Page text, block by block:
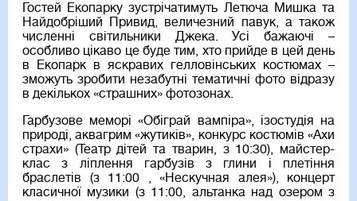
Гостей Екопарку зустрічатимуть Летюча Мишка та
Найдобріший Привид, величезний павук, а також
численні світильники Джека. Усі бажаючі –
особливо цікаво це буде тим, хто прийде в цей день
в Екопарк в яскравих гелловінських костюмах –
зможуть зробити незабутні тематичні фото відразу
в декількох «страшних» фотозонах.
Гарбузове меморі «Обіграй вампіра», ізостудія на
природі, аквагрим «жутиків», конкурс костюмів «Ахи
страхи» (Театр дітей та тварин, з 10:30), майстер-
клас з ліплення гарбузів з глини і плетіння
браслетів (з 11:00 , «Нескучная алея»), концерт
класичної музики (з 11:00, альтанка над озером з